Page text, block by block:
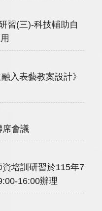
習(三)-科技輔助自
入表藝教案設計》
席會議
培訓研習於115年7
16:00辦理